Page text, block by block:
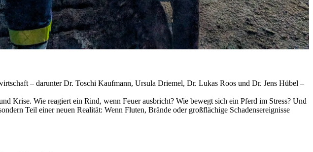
– darunter Dr. Toschi Kaufmann, Ursula Driemel, Dr. Lukas Roos und Dr. Jens Hübel –
Krise. Wie reagiert ein Rind, wenn Feuer ausbricht? Wie bewegt sich ein Pferd im Stress? Und
Teil einer neuen Realität: Wenn Fluten, Brände oder großflächige Schadensereignisse